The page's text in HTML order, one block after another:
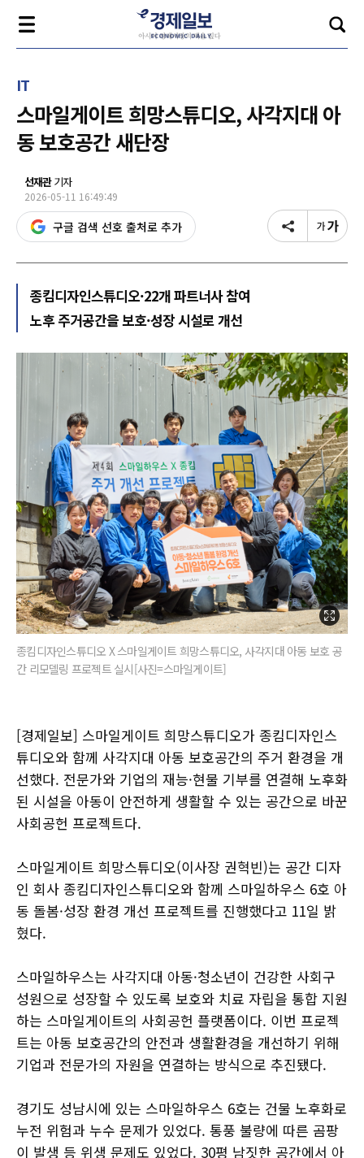
IT
스마일게이트 희망스튜디오, 사각지대 아
동 보호공간 새단장
선재관기자
2026-05-11 16:49:49
구글 검색 선호 출처로 추가
종킴디자인스튜디오·22개 파트너사 참여
노후 주거공간을 보호·성장 시설로 개선
종킴디자인스튜디오 X 스마일게이트 희망스튜디오, 사각지대 아동 보호 공
간 리모델링 프로젝트 실시[사진=스마일게이트]
[경제일보] 스마일게이트 희망스튜디오가 종킴디자인스
튜디오와 함께 사각지대 아동 보호공간의 주거 환경을 개
선했다. 전문가와 기업의 재능·현물 기부를 연결해 노후화
된 시설을 아동이 안전하게 생활할 수 있는 공간으로 바꾼
사회공헌 프로젝트다.
스마일게이트 희망스튜디오(이사장 권혁빈)는 공간 디자
인 회사 종킴디자인스튜디오와 함께 스마일하우스 6호 아
동 돌봄·성장 환경 개선 프로젝트를 진행했다고 11일 밝
혔다.
스마일하우스는 사각지대 아동·청소년이 건강한 사회구
성원으로 성장할 수 있도록 보호와 치료 자립을 통합 지원
하는 스마일게이트의 사회공헌 플랫폼이다. 이번 프로젝
트는 아동 보호공간의 안전과 생활환경을 개선하기 위해
기업과 전문가의 자원을 연결하는 방식으로 추진됐다.
경기도 성남시에 있는 스마일하우스 6호는 건물 노후화로
누전 위험과 누수 문제가 있었다. 통풍 불량에 따른 곰팡
이 발생 등 위생 문제도 있었다. 30평 남짓한 공간에서 아